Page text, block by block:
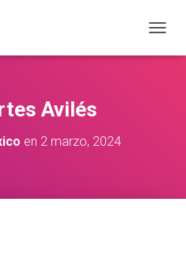
Avilés
en 2 marzo, 2024